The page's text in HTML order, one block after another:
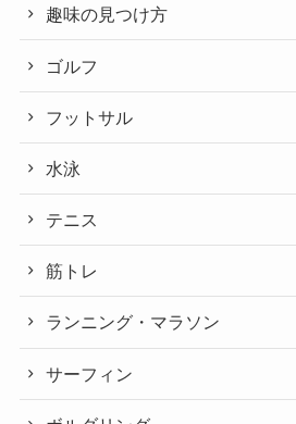
趣味の見つけ方
ゴルフ
フットサル
水泳
テニス
筋トレ
ランニング・マラソン
サーフィン